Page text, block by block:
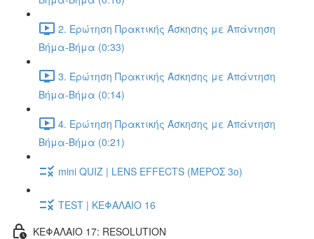
2. Ερώτηση Πρακτικής Άσκησης με Απάντηση
Βήμα-Βήμα (0:33)
3. Ερώτηση Πρακτικής Άσκησης με Απάντηση
Βήμα-Βήμα (0:14)
4. Ερώτηση Πρακτικής Άσκησης με Απάντηση
Βήμα-Βήμα (0:21)
mini QUIZ | LENS EFFECTS (ΜΕΡΟΣ 3o)
TEST | ΚΕΦΑΛΑΙΟ 16
ΚΕΦΑΛΑΙΟ 17: RESOLUTION